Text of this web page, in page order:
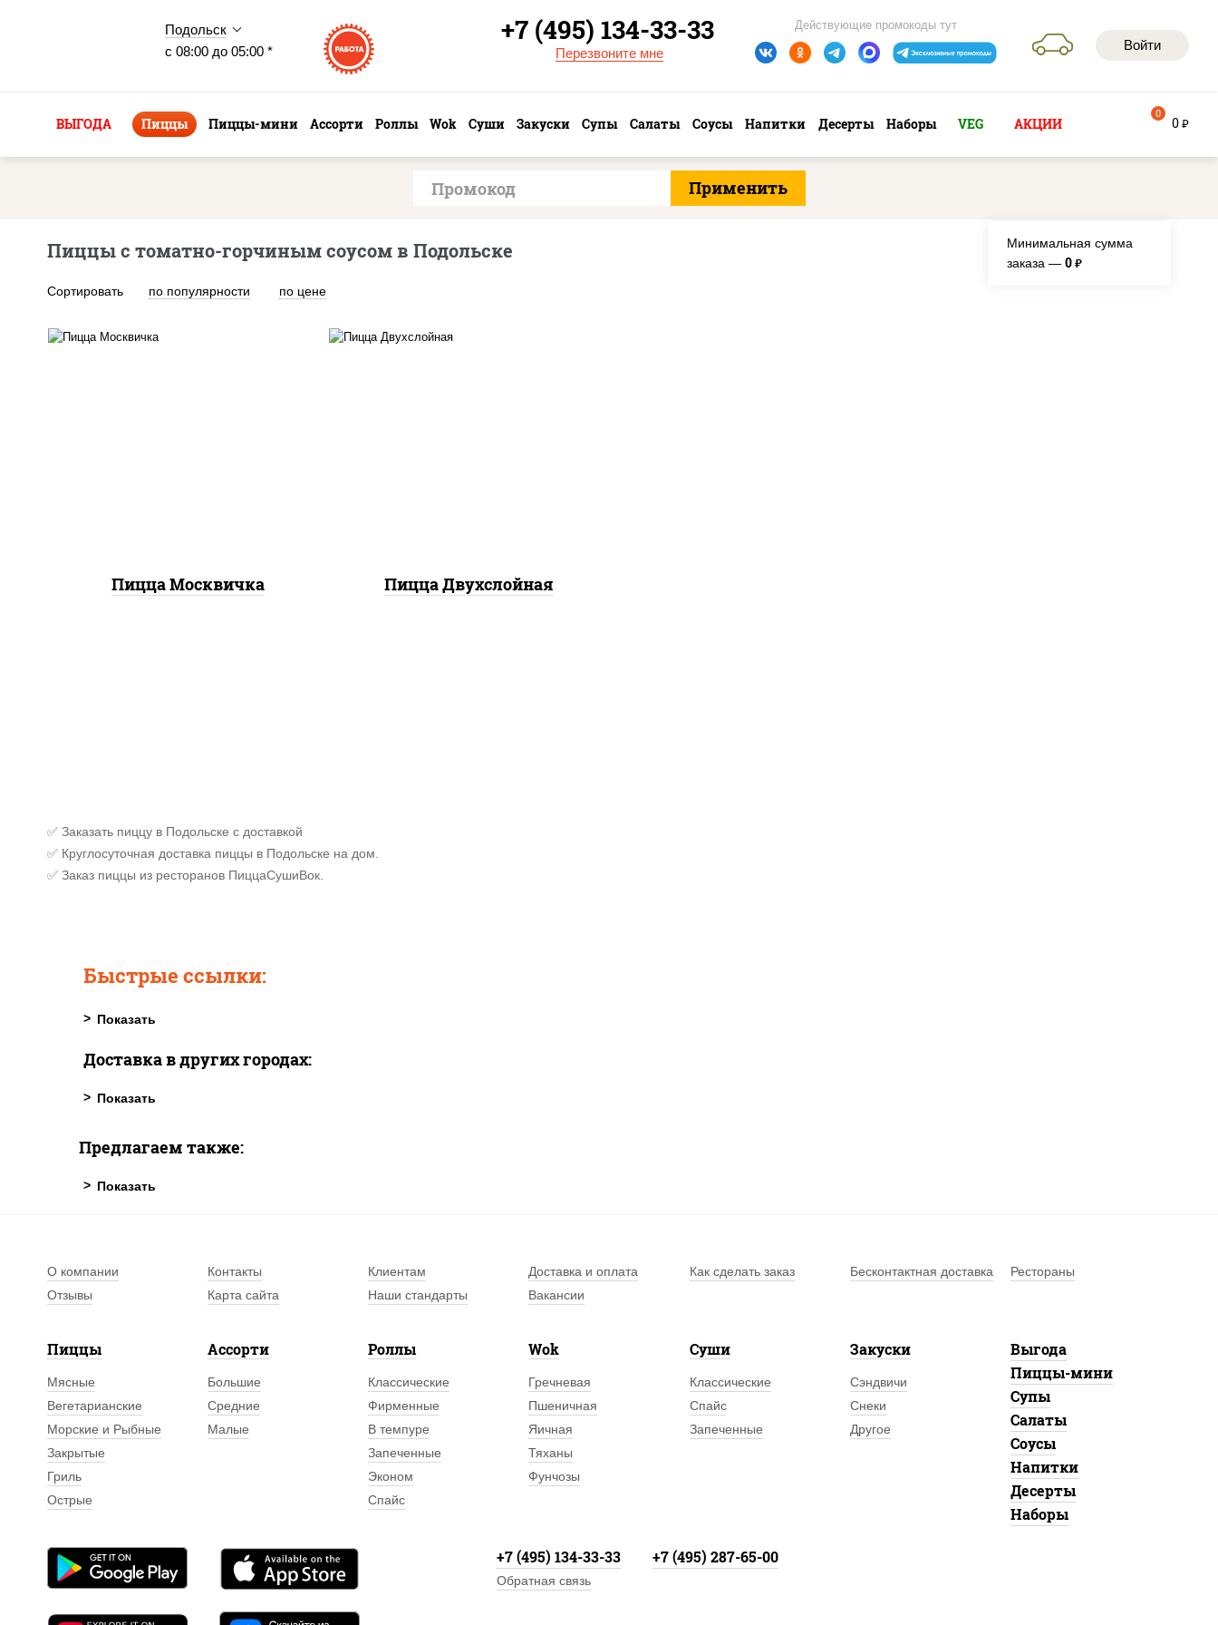
Подольск
с 08:00 до 05:00 *
Войти
Действующие промокоды тут
+7 (495) 134-33-33
Перезвоните мне
ВЫГОДА Пиццы Пиццы-мини Ассорти Роллы Wok Суши Закуски Супы Салаты Соусы Напитки Десерты Наборы VEG АКЦИИ 0 руб
0
Пиццы с томатно-горчиным соусом в Подольске
Сортировать по популярности по цене
Минимальная сумма
заказа — 0 руб.
Пицца Москвичка Пицца Двухслойная
✅ Заказать пиццу в Подольске с доставкой
✅ Круглосуточная доставка пиццы в Подольске на дом.
✅ Заказ пиццы из ресторанов ПиццаСушиВок.
Быстрые ссылки:
Доставка в других городах:
Предлагаем также:
О компании Контакты Клиентам Доставка и оплата Как сделать заказ Бесконтактная доставка
Рестораны
Отзывы
Карта сайта Наши стандарты Вакансии
Пиццы
Мясные
Вегетарианские
Морские и Рыбные
Закрытые
Гриль
Острые
Ассорти
Большие
Средние
Малые
Роллы
Классические
Фирменные
В темпуре
Запеченные
Эконом
Спайс
Wok
Гречневая
Пшеничная
Яичная
Тяханы
Фунчозы
Суши
Классические
Спайс
Запеченные
Закуски
Сэндвичи
Снеки
Другое
Выгода
Пиццы-мини
Супы
Салаты
Соусы
Напитки
Десерты
Наборы
+7 (495) 134-33-33 +7 (495) 287-65-00
Обратная связь